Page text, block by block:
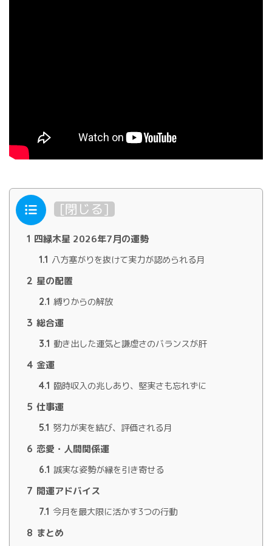
目次 [閉じる]
1 四緑木星 2026年7月の運勢
1.1 八方塞がりを抜けて実力が認められる月
2 星の配置
2.1 縛りからの解放
3 総合運
3.1 動き出した運気と謙虚さのバランスが肝
4 金運
4.1 臨時収入の兆しあり、堅実さも忘れずに
5 仕事運
5.1 努力が実を結び、評価される月
6 恋愛・人間関係運
6.1 誠実な姿勢が縁を引き寄せる
7 開運アドバイス
7.1 今月を最大限に活かす3つの行動
8 まとめ